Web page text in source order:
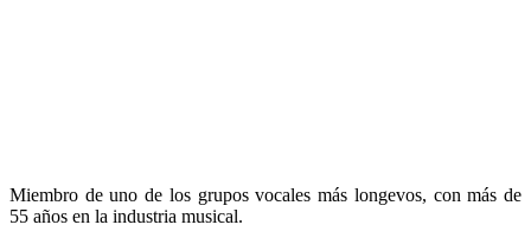
Miembro de uno de los grupos vocales más longevos, con más de
55 años en la industria musical.